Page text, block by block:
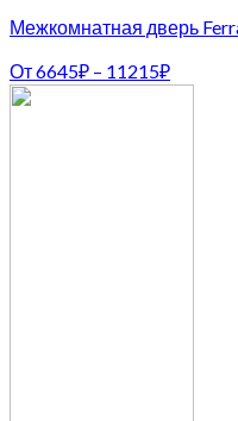
Межкомнатная дверь
От6645₽ – 11215₽